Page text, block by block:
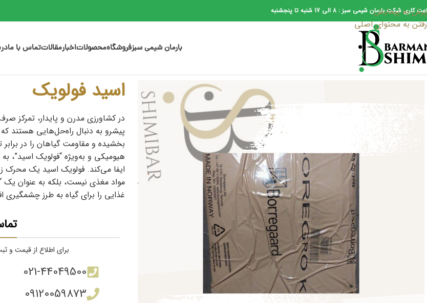
پرش به پیمایش
رفتن به محتوای اصلی
کاری شرکت بارمان شیمی سبز : 8 الی 17 شنبه تا پنجشنبه
بارمان شیمی سبزفروشگاهمحصولاتاخبارمقالاتتماس با ما
اسید فولویک
پیشرو به دنبال راه‌حل‌هایی هستند
بخشیده و مقاومت گیاهان را در
هیومیکی و به‌ویژه “فولویک اسید”،
مواد مغذی نیست، بلکه به عنوان یک
غذایی را برای گیاه به طرز
برای اطلاع از قیمت و
021-44049500
09120059873